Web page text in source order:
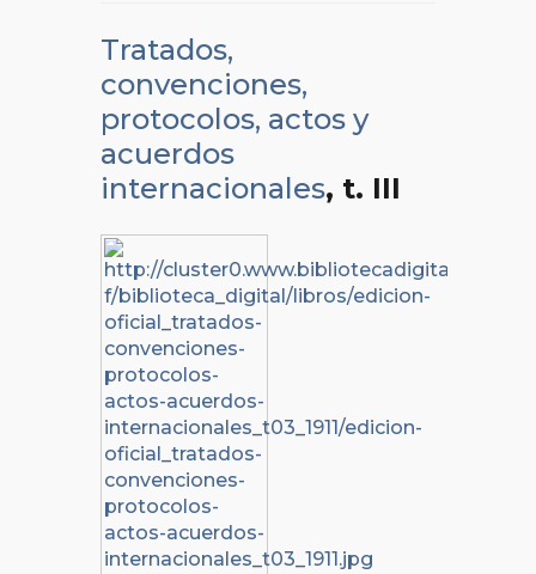
Tratados,
convenciones,
protocolos, actos y
acuerdos
internacionales, t. III